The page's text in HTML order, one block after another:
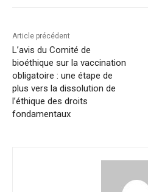
Article précédent
L’avis du Comité de
bioéthique sur la vaccination
obligatoire : une étape de
plus vers la dissolution de
l’éthique des droits
fondamentaux